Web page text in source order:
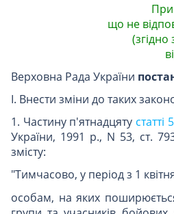
що не
Верховна Рада України
I. Внести зміни до таких
1. Частину п'ятнадцяту статті
України, 1991 р., N 53, ст.
змісту:
"Тимчасово, у період з 1
особам, на яких поширюється